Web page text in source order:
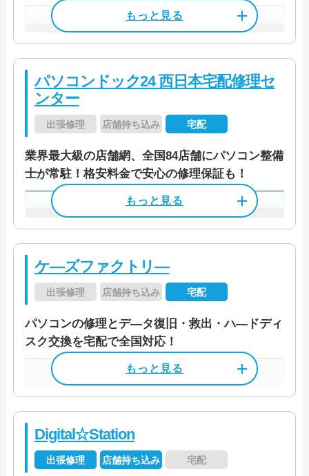
パソコン処分 パソコン販売
阿南市/阿波市/板野郡藍住町/板野郡板野町/板
野郡上板町/板野郡北島町/板野郡松茂町/小松
西郡石井町/三好郡東みよし町/三好市/吉野川
市/
この業者の特徴
ト）は全国各地に拠点があり、パソコンの修
理・設定・サポートを行っている会社です 。
土日祝を含む年中無休で対応可能なため、平
別途で料金はかかりますが、夜間や早朝の出
張修理にも対応しています。
に優れているだけでなく、お客様の状況に合
わせて適切なアドバイスやご提案を行いま
す。パソコンに詳しくない方にもわかりやす
0120-240-499
特徴
カード決済 モバイル決済 法人対応可
データ保護 即日対応可 全メーカー対応
パソコン処分 パソコン販売
山形県/東京都/神奈川県/埼玉県/新潟県/長野
県/愛知県/大阪府/京都府/兵庫県/広島県/福岡
この業者の特徴
パソコン修理24は日本全国に店舗を構えるパ
徒歩3分というアクセスしやすい場所にありま
す。 持ち込みする時間がない方は宅配便でお
送りいただくことも可能です。 お客様の顔を
資格/免許 パソコン整備士
料金 作業料金3,300円～
料金・メニューを見る
公式サイトを見る
電話相談・お問い合わせ
0120-835-124
特徴
カード決済 モバイル決済 法人対応可
データ保護 即日対応可 全メーカー対応
パソコン処分
阿南市/阿波市/板野郡藍住町/板野郡板野町/板
野郡上板町/板野郡北島町/板野郡松茂町/小松
店舗住所
〒 770-8053
徳島県徳島市沖浜東2-15
営業時間 11:00～19:30
受付時間
定休日 なし（年中無休）
資格/免許
マイクロソフト認定技術資格者（M
料金・メニューを見る
電話相談・お問い合わせ
0570-066-620
特徴
店舗住所
〒 770-8054
営業時間 9:30～19:30
定休日 元日
料金
出張3,300円～
パソコン簡易診断550円～
料金・メニュー を見る
公式サイトを見る
電話相談・お問い合わせ
088-625-3988
パソコンドック24 西日本宅配修理セ
ンター
出張修理 店舗持ち込み 宅配
業界最大級の店舗網、全国84店舗にパソコン整備
士が常駐！格安料金で安心の修理保証も！
本社住所
〒 〒530-0041
大阪市北区天神橋3-8-9 5F
受付時間 ―
定休日 ―
ケ―ズファクトリ―
出張修理 店舗持ち込み 宅配
パソコンの修理とデ―タ復旧・救出・ハ―ドディ
スク交換を宅配で全国対応！
Digital☆Station
出張修理 店舗持ち込み 宅配